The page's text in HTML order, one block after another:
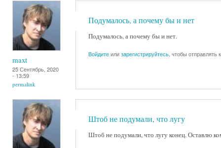
maxt
25 Сентябрь, 2020
- 13:59
permalink
Подумалось, а почему бы и нет
Подумалось, а почему бы и нет.
Войдитеилизарегистрируйтесь, чтобы отправлять
Штоб не подумали, что лугу
Штоб не подумали, что лугу конец. Оставлю